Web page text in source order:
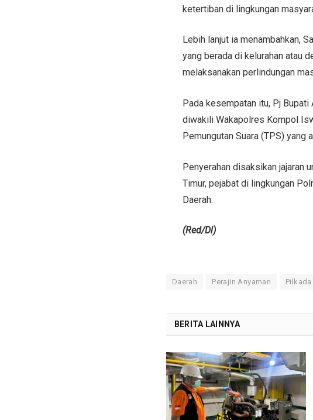
ketertiban di lingkungan
Lebih lanjut ia menambahkan,
yang berada di kelurahan atau
melaksanakan perlindungan
Pada kesempatan itu, Pj
diwakili Wakapolres Kompol
Pemungutan Suara (TPS) yang
Penyerahan disaksikan jajaran
Timur, pejabat di lingkungan
Daerah.
(Red/Dl)
Daerah Perajin Anyaman Pilkada
BERITA LAINNYA